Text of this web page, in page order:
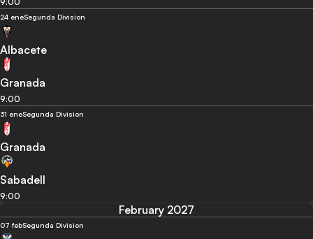
24 eneSegunda Division
Albacete
Granada
9:00
31 eneSegunda Division
Granada
Sabadell
9:00
February 2027
07 febSegunda Division